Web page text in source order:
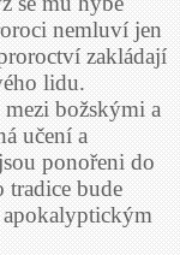
nemluví jen
zakládají
lidu.
božskými a
učení a
ponořeni do
tradice bude